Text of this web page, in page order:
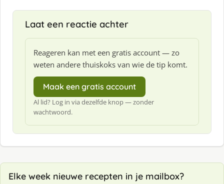
Laat een reactie achter
Reageren kan met een gratis account — zo
weten andere thuiskoks van wie de tip komt.
Maak een gratis account
Al lid? Log in via dezelfde knop — zonder
wachtwoord.
Elke week nieuwe recepten in je mailbox?